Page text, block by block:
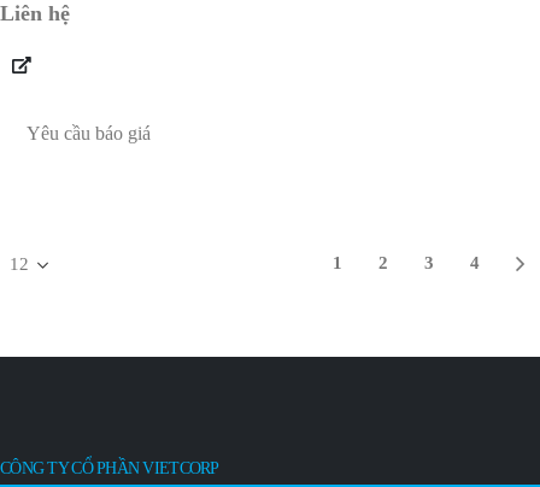
4 x RJ-45 1GbE
Liên hệ
Yêu cầu báo giá
1 2 3 4
CÔNG TY CỔ PHẦN VIETCORP